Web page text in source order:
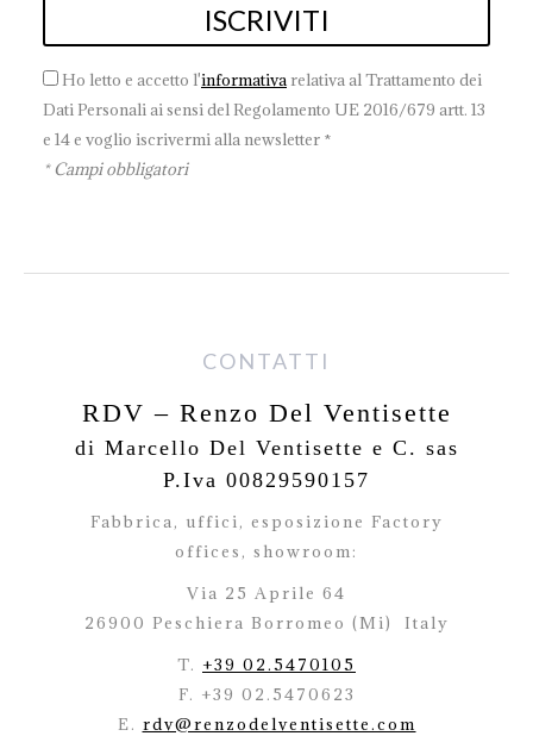
Ho letto e accetto l'informativa relativa al Trattamento dei
Dati Personali ai sensi del Regolamento UE 2016/679 artt. 13
e 14 e voglio iscrivermi alla newsletter *
* Campi obbligatori
CONTATTI
RDV – Renzo Del Ventisette
di Marcello Del Ventisette e C. sas
P.Iva 00829590157
Fabbrica, uffici, esposizione Factory
offices, showroom:
Via 25 Aprile 64
26900 Peschiera Borromeo (Mi)
Italy
T. +39 02.5470105
F. +39 02.5470623
E. rdv@renzodelventisette.com